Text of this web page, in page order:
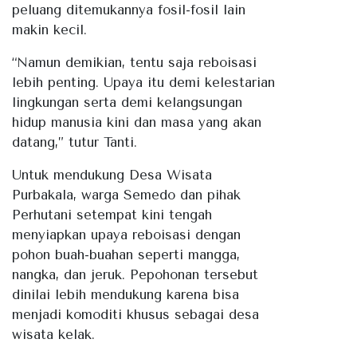
peluang ditemukannya fosil-fosil lain
makin kecil.
“Namun demikian, tentu saja reboisasi
lebih penting. Upaya itu demi kelestarian
lingkungan serta demi kelangsungan
hidup manusia kini dan masa yang akan
datang,” tutur Tanti.
Untuk mendukung Desa Wisata
Purbakala, warga Semedo dan pihak
Perhutani setempat kini tengah
menyiapkan upaya reboisasi dengan
pohon buah-buahan seperti mangga,
nangka, dan jeruk. Pepohonan tersebut
dinilai lebih mendukung karena bisa
menjadi komoditi khusus sebagai desa
wisata kelak.